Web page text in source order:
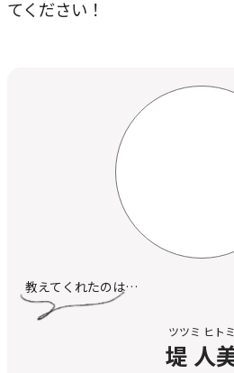
てください！
教えてくれたのは…
堤 人
ツツミ ヒトミ